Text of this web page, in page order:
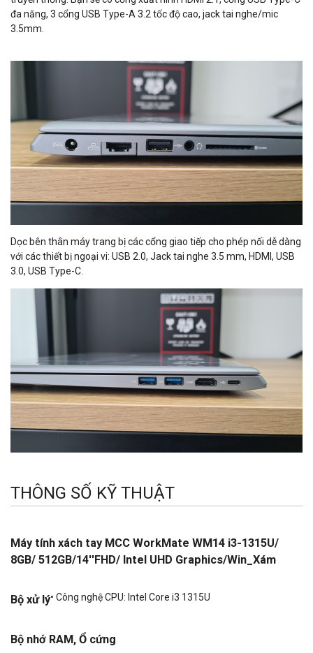
đa năng, 3 cổng USB Type-A 3.2 tốc độ cao, jack tai nghe/mic
3.5mm.
Dọc bên thân máy trang bị các cổng giao tiếp cho phép nối dễ dàng
với các thiết bị ngoại vi: USB 2.0, Jack tai nghe 3.5 mm, HDMI, USB
3.0, USB Type-C.
THÔNG SỐ KỸ THUẬT
Máy tính xách tay MCC WorkMate WM14 i3-1315U/
8GB/ 512GB/14''FHD/ Intel UHD Graphics/Win_Xám
Bộ xử lý• Công nghệ CPU: Intel Core i3 1315U
Bộ nhớ RAM, Ổ cứng